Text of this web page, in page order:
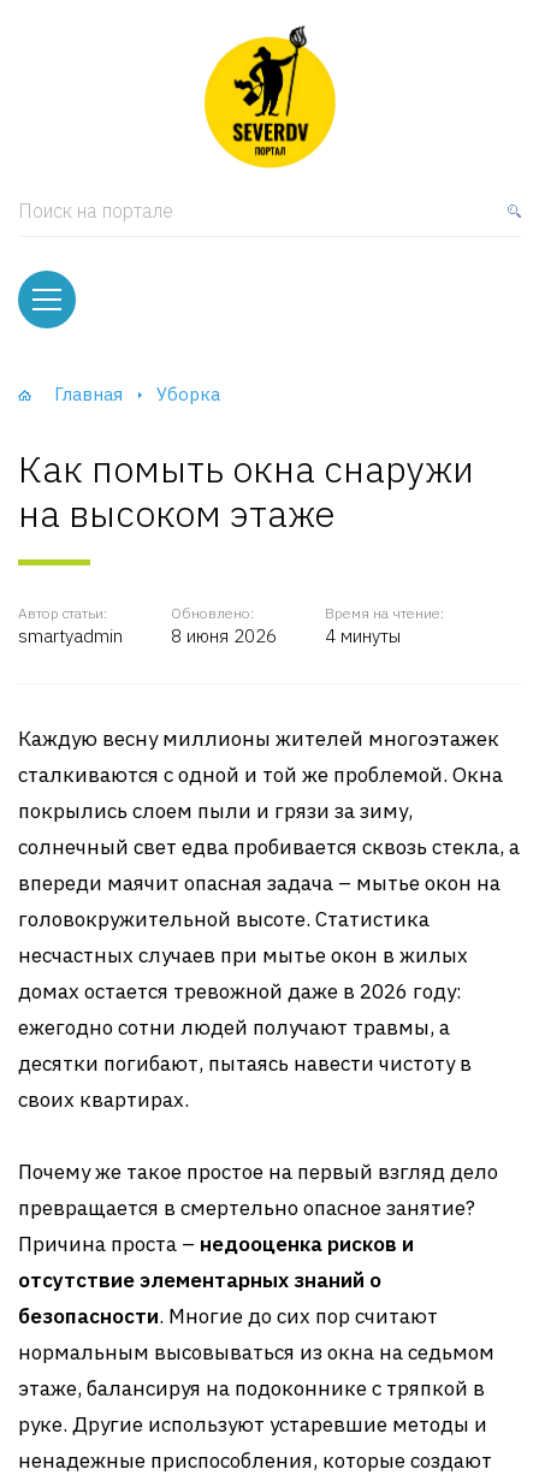
Поиск на портале
Главная Уборка
Как помыть окна снаружи
на высоком этаже
Автор статьи:
smartyadmin
Обновлено:
8 июня 2026
Время на чтение:
4 минуты
Каждую весну миллионы жителей многоэтажек
сталкиваются с одной и той же проблемой. Окна
покрылись слоем пыли и грязи за зиму,
солнечный свет едва пробивается сквозь стекла, а
впереди маячит опасная задача – мытье окон на
головокружительной высоте. Статистика
несчастных случаев при мытье окон в жилых
домах остается тревожной даже в 2026 году:
ежегодно сотни людей получают травмы, а
десятки погибают, пытаясь навести чистоту в
своих квартирах.
Почему же такое простое на первый взгляд дело
превращается в смертельно опасное занятие?
Причина проста – недооценка рисков и
отсутствие элементарных знаний о
безопасности. Многие до сих пор считают
нормальным высовываться из окна на седьмом
этаже, балансируя на подоконнике с тряпкой в
руке. Другие используют устаревшие методы и
ненадежные приспособления, которые создают
и тумбы